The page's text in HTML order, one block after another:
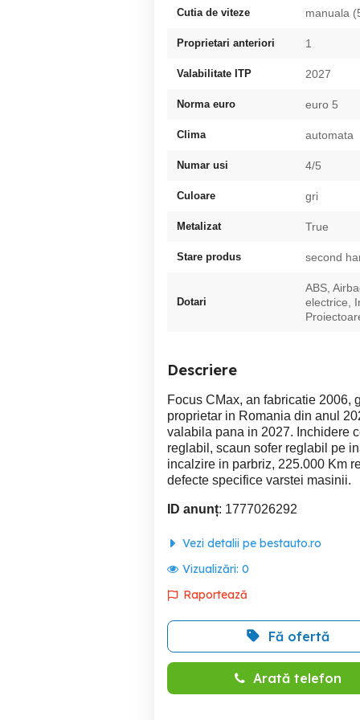
Cutia de viteze manuala
Proprietari anteriori 1
Valabilitate ITP 2027
Norma euro euro 5
Clima automata
Numar usi 4/5
Culoare gri
Metalizat True
Stare produs second
Dotari
ABS,
electrice,
Descriere
Focus CMax, an fabricatie 2006,
proprietar in Romania din anul
valabila pana in 2027. Inchidere
reglabil, scaun sofer reglabil pe
incalzire in parbriz, 225.000 Km
defecte specifice varstei masinii.
ID anunț: 1777026292
Vezi detalii pe bestauto.ro
Vizualizări: 0
Raportează
Fă ofertă
Arată telefon